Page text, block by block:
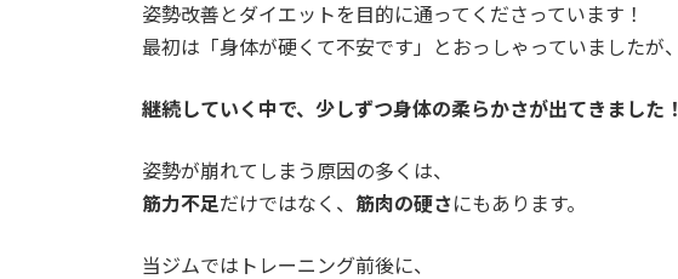
姿勢改善とダイエットを目的に通ってくださっています！
最初は「身体が硬くて不安です」とおっしゃっていましたが、
継続していく中で、少しずつ身体の柔らかさが出てきました！
姿勢が崩れてしまう原因の多くは、
筋力不足だけではなく、 筋肉の硬さにもあります。
当ジムではトレーニング前後に、